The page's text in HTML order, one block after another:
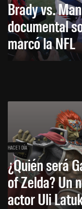
Brady vs.
documental
marcó la NFL
HACE 1 DÍA
¿Quién será
of Zelda? Un
actor Uli